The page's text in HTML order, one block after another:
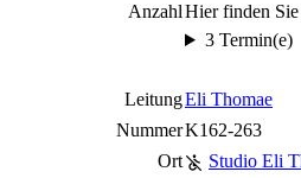
AnzahlHier finden
3 Termin(e)
LeitungEli Thomae
NummerK162-263
Ort
Studio Eli